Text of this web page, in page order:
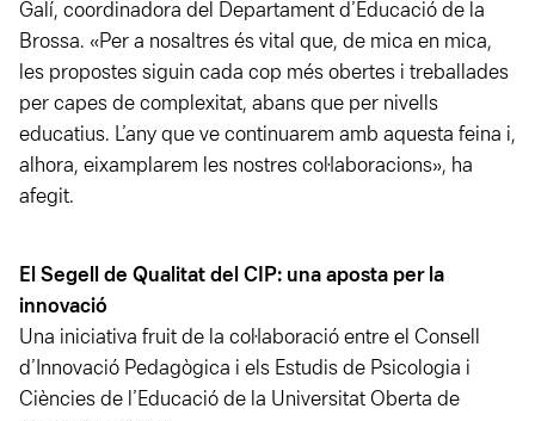
Galí, coordinadora del Departament d’Educació de la
Brossa. «Per a nosaltres és vital que, de mica en mica,
les propostes siguin cada cop més obertes i treballades
per capes de complexitat, abans que per nivells
educatius. L’any que ve continuarem amb aquesta feina i,
alhora, eixamplarem les nostres col·laboracions», ha
afegit.
El Segell de Qualitat del CIP: una aposta per la
innovació
Una iniciativa fruit de la col·laboració entre el Consell
d’Innovació Pedagògica i els Estudis de Psicologia i
Ciències de l’Educació de la Universitat Oberta de